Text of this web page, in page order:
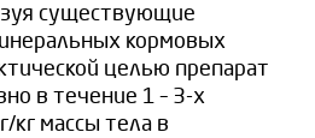
существующие
кормовых
целью препарат
в течение 1 – 3-х
кг массы тела в